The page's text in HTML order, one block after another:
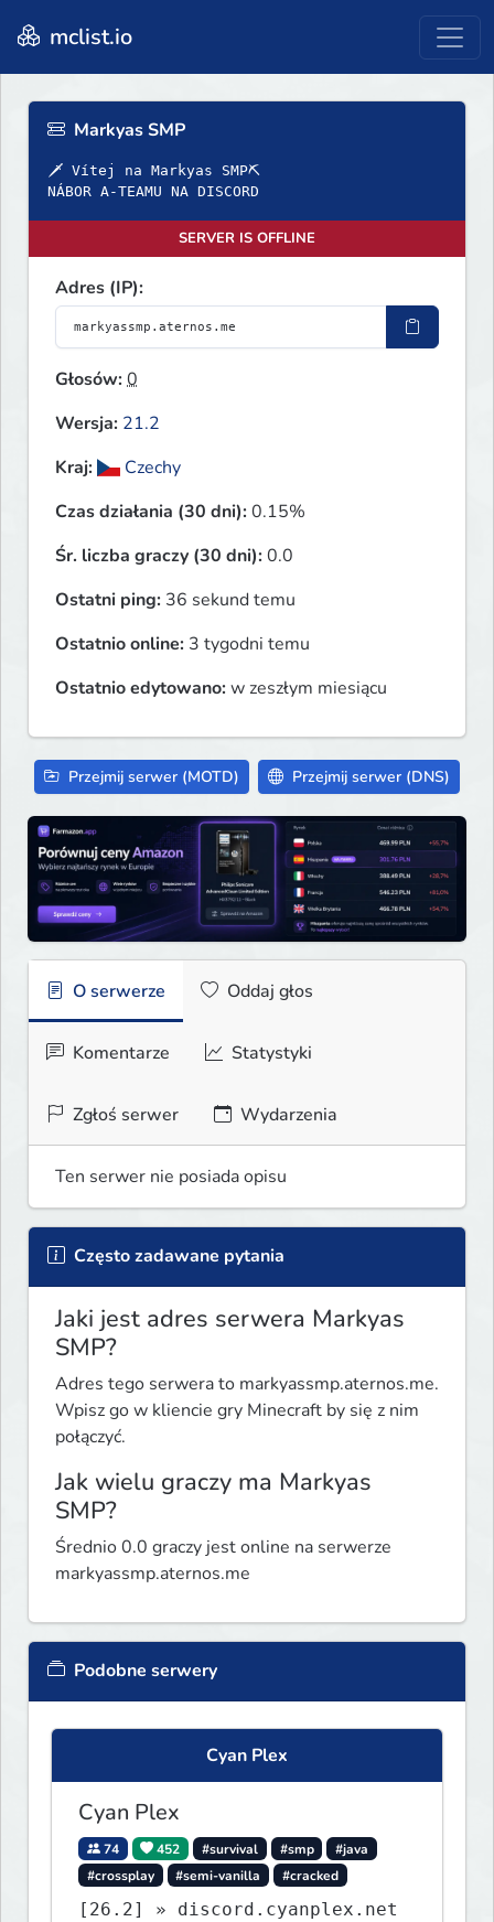
mclist.io
Markyas SMP
🗡 Vítej na Markyas SMP⛏
NÁBOR A-TEAMU NA DISCORD
SERVER IS OFFLINE
Adres (IP):
Głosów:0
Wersja: 21.2
Kraj:
Czechy
Czas działania (30 dni):0.15%
Śr. liczba graczy (30 dni):0.0
Ostatni ping: 36 sekund temu
Ostatnio online: 3 tygodni temu
Ostatnio edytowano:w zeszłym miesiącu
Przejmij serwer (MOTD) Przejmij serwer (DNS)
O serwerze Oddaj głos
Komentarze Statystyki
Zgłoś serwer Wydarzenia
Ten serwer nie posiada opisu
Często zadawane pytania
Jaki jest adres serwera Markyas
SMP?
Adres tego serwera to markyassmp.aternos.me.
Wpisz go w kliencie gry Minecraft by się z nim
połączyć.
Jak wielu graczy ma Markyas
SMP?
Średnio 0.0 graczy jest online na serwerze
markyassmp.aternos.me
Podobne serwery
Cyan Plex
Cyan Plex
74 452 #survival #smp
#java
#crossplay
#semi-vanilla #cracked
[26.2] » discord.cyanplex.net